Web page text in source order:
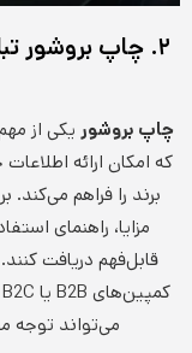
۲. چاپ بروشور
چاپ بروشور یکی از
که امکان ارائه
برند را فراهم
مزایا، راهنمای
قابل‌فهم دریافت
می‌تواند توجه